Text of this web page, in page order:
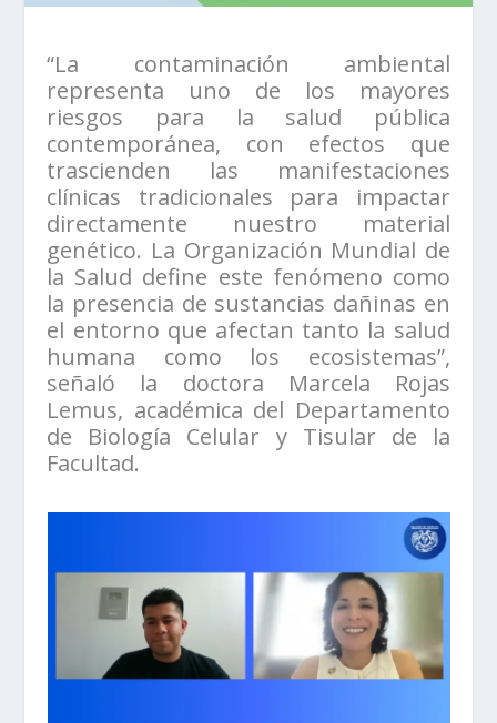
“La contaminación ambiental
representa uno de los mayores
riesgos para la salud pública
contemporánea, con efectos que
trascienden las manifestaciones
clínicas tradicionales para impactar
directamente nuestro material
genético. La Organización Mundial de
la Salud define este fenómeno como
la presencia de sustancias dañinas en
el entorno que afectan tanto la salud
humana como los ecosistemas”,
señaló la doctora Marcela Rojas
Lemus, académica del Departamento
de Biología Celular y Tisular de la
Facultad.